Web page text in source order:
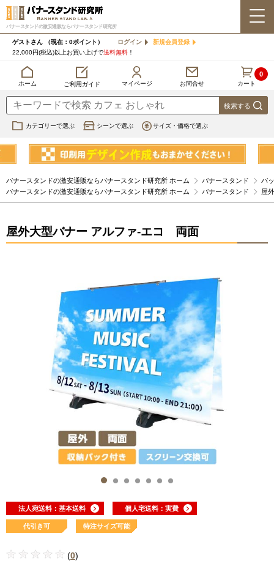
バナースタンドの激安通販ならバナースタンド研究所
ゲストさん （現在：0ポイント） ログイン
新規会員登録
22,000円(税込)以上お買い上げで送料無料 ！
ホーム ご利用ガイド マイページ お問合せ カート
0
カテゴリーで選ぶ シーンで選ぶ サイズ・価格で選ぶ
バナースタンドの激安通販ならバナースタンド研究所 ホーム バナースタンド
バ
バナースタンドの激安通販ならバナースタンド研究所 ホーム
バナースタンド 屋
屋外大型バナー アルファ-エコ 両面
法人宛送料：基本送料 個人宅送料：実費
代引き可 特注サイズ可能
(0)